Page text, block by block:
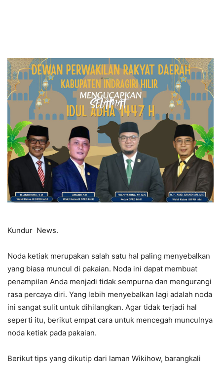
Kundur News.
Noda ketiak merupakan salah satu hal paling menyebalkan
yang biasa muncul di pakaian. Noda ini dapat membuat
penampilan Anda menjadi tidak sempurna dan mengurangi
rasa percaya diri. Yang lebih menyebalkan lagi adalah noda
ini sangat sulit untuk dihilangkan. Agar tidak terjadi hal
seperti itu, berikut empat cara untuk mencegah munculnya
noda ketiak pada pakaian.
Berikut tips yang dikutip dari laman Wikihow, barangkali